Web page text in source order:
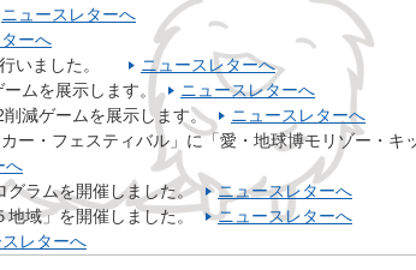
ニュースレターへ
ーへ
行いました。
ニュースレターへ
ームを展示します。
ニュースレターへ
削減ゲームを展示します。
ニュースレターへ
ー・フェスティバル」に「愛・地球博モリゾー・キ
へ
グラムを開催しました。
ニュースレターへ
地域」を開催しました。
ニュースレターへ
レターへ